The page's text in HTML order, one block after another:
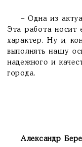
– Одна из
Эта работа носит
характер. Ну и,
выполнять нашу
надежного и
города.
Александр